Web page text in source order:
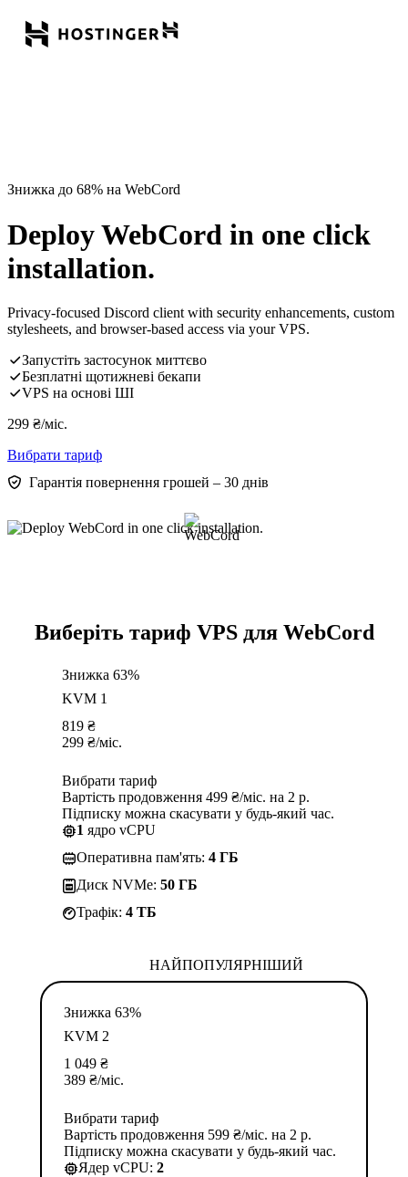
Знижка до 68% на WebCord
Deploy WebCord in one click
installation.
Privacy-focused Discord client with security enhancements, custom
stylesheets, and browser-based access via your VPS.
Запустіть застосунок миттєво
Безплатні щотижневі бекапи
VPS на основі ШІ
299 ₴/міс.
Вибрати тариф
Гарантія повернення грошей – 30 днів
Виберіть тариф VPS для WebCord
Знижка 63%
KVM 1
819 ₴
299 ₴/міс.
Вибрати тариф
Вартість продовження 499 ₴/міс. на 2 р.
Підписку можна скасувати у будь-який час.
1 ядро vCPU
Оперативна пам'ять: 4 ГБ
Диск NVMe: 50 ГБ
Трафік: 4 TБ
НАЙПОПУЛЯРНІШИЙ
Знижка 63%
KVM 2
1 049 ₴
389 ₴/міс.
Вибрати тариф
Вартість продовження 599 ₴/міс. на 2 р.
Підписку можна скасувати у будь-який час.
Ядер vCPU: 2